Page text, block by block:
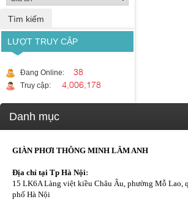
LƯỢT TRUY CẬP
Đang Online: 38
Truy cập: 4,006,178
Danh mục
GIÀN PHƠI THÔNG MINH LÂM ANH
Địa chỉ tại Tp Hà Nội:
15 LK6A Làng việt kiều Châu Âu, phường Mỗ Lao,
phố Hà Nội